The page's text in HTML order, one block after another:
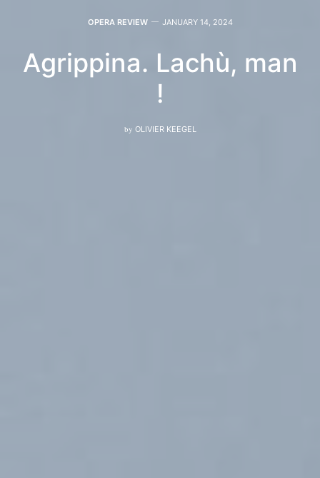
OPERA REVIEW JANUARY 14, 2024
Agrippina. Lachù, man
!
by OLIVIER KEEGEL